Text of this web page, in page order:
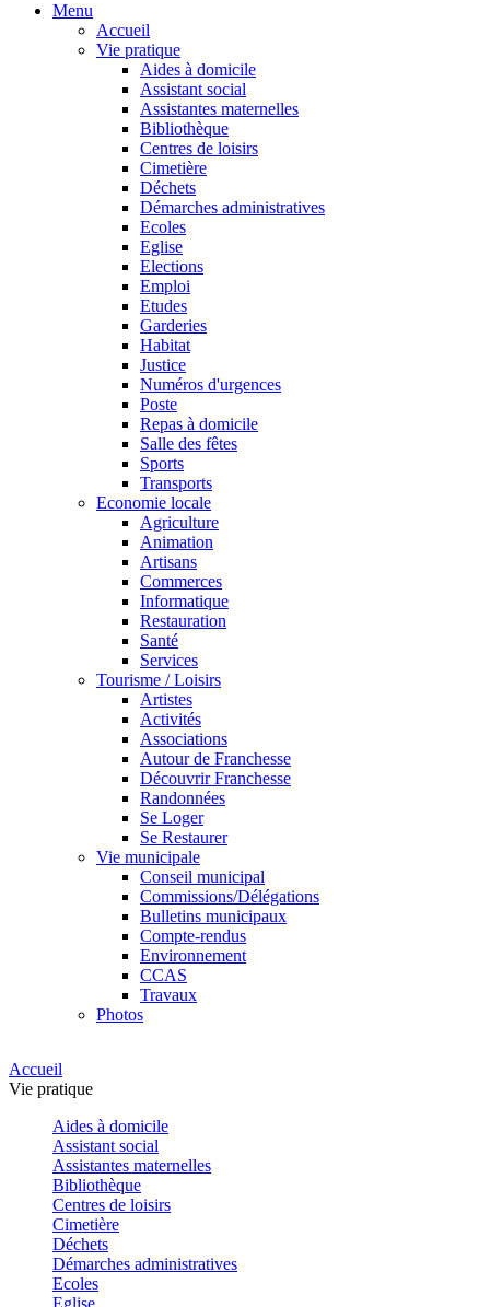
Menu
Accueil
Vie pratique
Aides à domicile
Assistant social
Assistantes maternelles
Bibliothèque
Centres de loisirs
Cimetière
Déchets
Démarches administratives
Ecoles
Eglise
Elections
Emploi
Etudes
Garderies
Habitat
Justice
Numéros d'urgences
Poste
Repas à domicile
Salle des fêtes
Sports
Transports
Economie locale
Agriculture
Animation
Artisans
Commerces
Informatique
Restauration
Santé
Services
Tourisme / Loisirs
Artistes
Activités
Associations
Autour de Franchesse
Découvrir Franchesse
Randonnées
Se Loger
Se Restaurer
Vie municipale
Conseil municipal
Commissions/Délégations
Bulletins municipaux
Compte-rendus
Environnement
CCAS
Travaux
Photos
Accueil
Vie pratique
Aides à domicile
Assistant social
Assistantes maternelles
Bibliothèque
Centres de loisirs
Cimetière
Déchets
Démarches administratives
Ecoles